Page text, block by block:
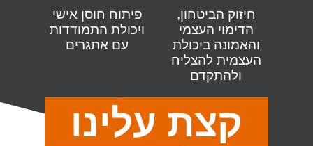
חיזוק הביטחון,
הדימוי העצמי
והאמונה ביכולת
העצמית להצליח
ולהתקדם
פיתוח חוסן אישי
ויכולת התמודדות
עם אתגרים
קצת עלינו